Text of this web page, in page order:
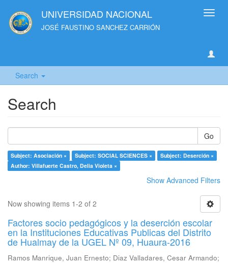
UNIVERSIDAD NACIONAL
JOSÉ FAUSTINO SANCHEZ CARRIÓN
Search
Search
Go
Subject: Asociación × Subject: SOCIAL SCIENCES ×
Subject: Deserción ×
Author: Villafuerte Castro, Delia Violeta ×
Show Advanced Filters
Now showing items 1-2 of 2
Factores socio pedagógicos y la deserción escolar
en la Instituciones Educativas Publicas del Distrito
de Hualmay de la UGEL Nº 09, Huaura-2016
Ramos Manrique, Juan Ernesto; Diaz Valladares, Cesar Armando;